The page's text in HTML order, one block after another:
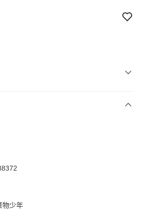
】
商品之後才付款」的支付方式。 讓您購物簡單
不需綁卡、不需儲值。
訊認證，即可結帳。
務後，再付款。
少年